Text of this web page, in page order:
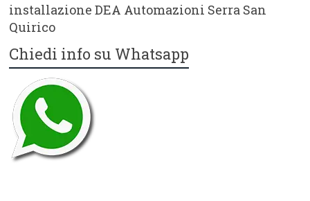
installazione DEA Automazioni Serra San
Quirico
Chiedi info su Whatsapp